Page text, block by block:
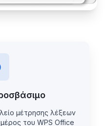
μέτρησης λέξεων
του WPS Office